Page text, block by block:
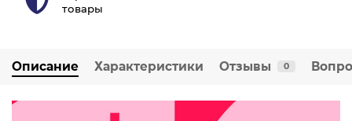
товары
Описание Характеристики Отзывы 0